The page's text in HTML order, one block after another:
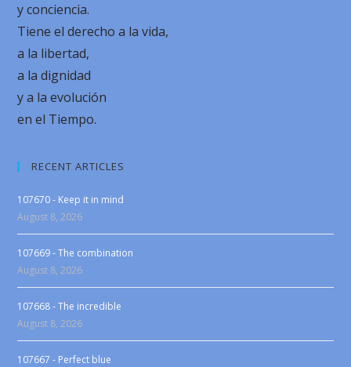
y conciencia.
Tiene el derecho a la vida,
a la libertad,
a la dignidad
y a la evolución
en el Tiempo.
RECENT ARTICLES
107670 - Keep it in mind
August 8, 2026
107669 - The combination
August 8, 2026
107668 - The incredible
August 8, 2026
107667 - Perfect blue